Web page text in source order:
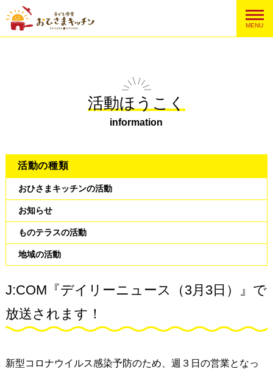
MENU
活動ほうこく
information
活動の種類
おひさまキッチンの活動
お知らせ
ものテラスの活動
地域の活動
J:COM『デイリーニュース（3月3日）』で
放送されます！
新型コロナウイルス感染予防のため、週３日の営業となっ